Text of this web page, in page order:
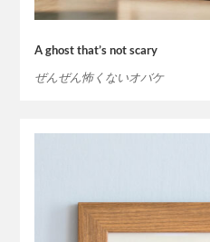
A ghost that’s not scary
ぜんぜん怖くないオバケ